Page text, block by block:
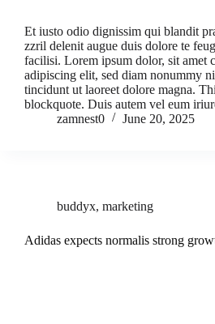
Et iusto odio dignissim qui blandit
zzril delenit augue duis dolore te
facilisi. Lorem ipsum dolor, sit amet
adipiscing elit, sed diam nonummy
tincidunt ut laoreet dolore magna.
blockquote. Duis autem vel eum
zamnest0
June 20, 2025
buddyx, marketing
Adidas expects normalis strong